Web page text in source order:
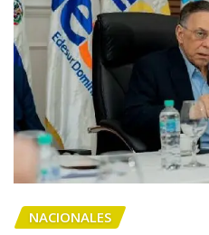
NACIONALES